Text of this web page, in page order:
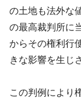
の土地も法外な
の最高裁判所に
からその権利行
きな影響を生じ
この判例により